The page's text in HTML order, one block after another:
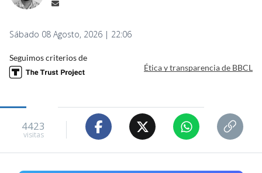
Sábado 08 Agosto, 2026 | 22:06
Seguimos criterios de
Ética y transparencia de BBCL
4423
visitas